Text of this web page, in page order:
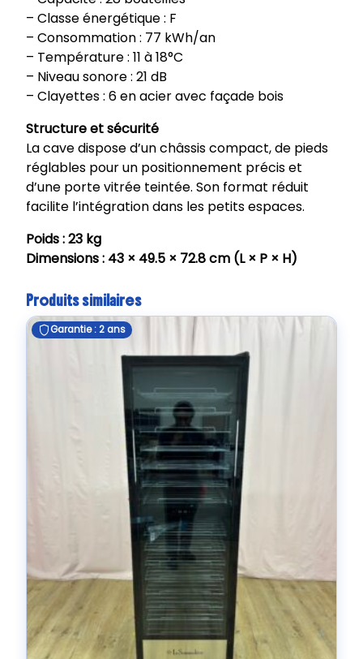
– Classe énergétique : F
– Consommation : 77 kWh/an
– Température : 11 à 18°C
– Niveau sonore : 21 dB
– Clayettes : 6 en acier avec façade bois
Structure et sécurité
La cave dispose d’un châssis compact, de pieds
réglables pour un positionnement précis et
d’une porte vitrée teintée. Son format réduit
facilite l’intégration dans les petits espaces.
Poids : 23 kg
Dimensions : 43 × 49.5 × 72.8 cm (L × P × H)
Produits similaires
Garantie : 2 ans